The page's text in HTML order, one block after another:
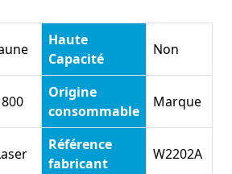
Haute
Capacité
Non
Origine
consommable
Marque
Référence
fabricant
W2202A